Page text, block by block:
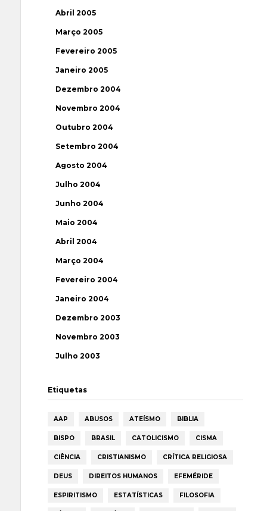
Abril 2005
Março 2005
Fevereiro 2005
Janeiro 2005
Dezembro 2004
Novembro 2004
Outubro 2004
Setembro 2004
Agosto 2004
Julho 2004
Junho 2004
Maio 2004
Abril 2004
Março 2004
Fevereiro 2004
Janeiro 2004
Dezembro 2003
Novembro 2003
Julho 2003
Etiquetas
AAP ABUSOS ATEÍSMO BIBLIA
BISPO BRASIL CATOLICISMO CISMA
CIÊNCIA CRISTIANISMO CRÍTICA RELIGIOSA
DEUS DIREITOS HUMANOS EFEMÉRIDE
ESPIRITISMO ESTATÍSTICAS FILOSOFIA